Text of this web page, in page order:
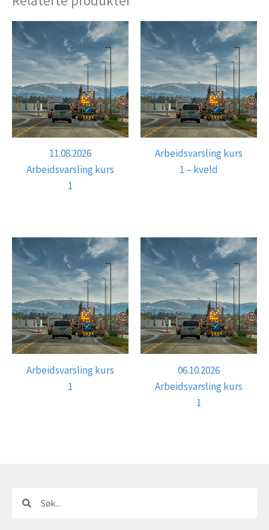
11.08.2026
Arbeidsvarsling kurs
1
Arbeidsvarsling kurs
1 – kveld
Arbeidsvarsling kurs
1
06.10.2026
Arbeidsvarsling kurs
1